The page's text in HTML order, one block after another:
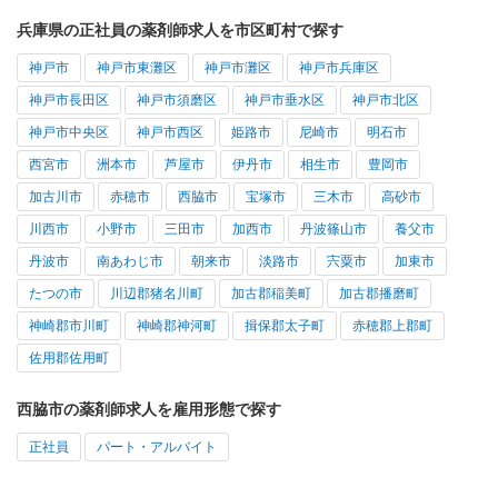
兵庫県の正社員の薬剤師求人を市区町村で探す
神戸市 神戸市東灘区 神戸市灘区 神戸市兵庫区
神戸市長田区 神戸市須磨区 神戸市垂水区 神戸市北区
神戸市中央区 神戸市西区 姫路市 尼崎市 明石市
西宮市 洲本市 芦屋市 伊丹市 相生市 豊岡市
加古川市 赤穂市 西脇市 宝塚市 三木市 高砂市
川西市 小野市 三田市 加西市 丹波篠山市 養父市
丹波市 南あわじ市 朝来市 淡路市 宍粟市 加東市
たつの市 川辺郡猪名川町 加古郡稲美町 加古郡播磨町
神崎郡市川町 神崎郡神河町 揖保郡太子町 赤穂郡上郡町
佐用郡佐用町
西脇市の薬剤師求人を雇用形態で探す
正社員 パート・アルバイト